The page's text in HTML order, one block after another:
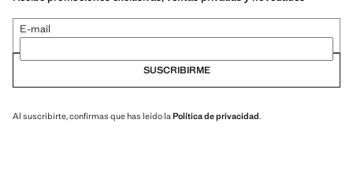
E-mail
SUSCRIBIRME
Al suscribirte, confirmas que has leído la Política de privacidad.